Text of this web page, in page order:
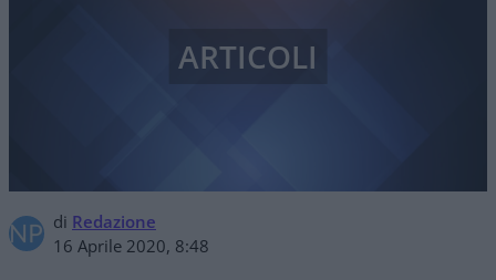
di Redazione
16 Aprile 2020, 8:48
ARTICOLI